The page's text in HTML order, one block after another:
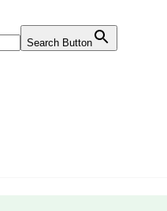
Search Button